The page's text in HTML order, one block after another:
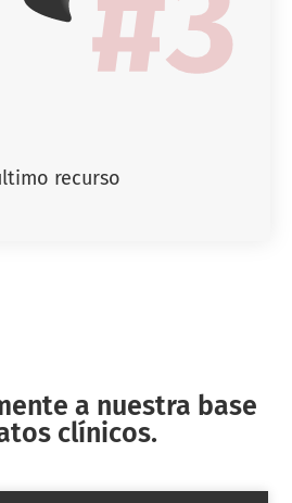
recurso
a nuestra base
clínicos.